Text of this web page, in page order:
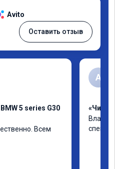
Avito
Оставить отзыв
5 series G30
Всем
А
«Чип